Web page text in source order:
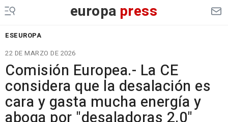
europa press
ESEUROPA
22 DE MARZO DE 2026
Comisión Europea.- La CE
considera que la desalación es
cara y gasta mucha energía y